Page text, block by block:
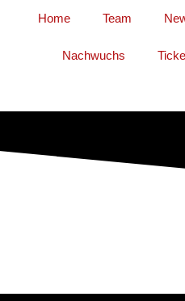
Home Team
Nachwuchs